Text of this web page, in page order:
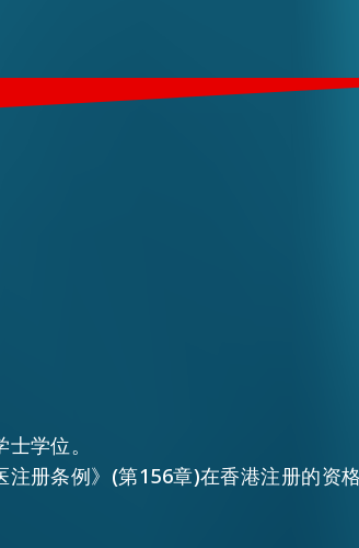
学位。
册条例》(第156章)在香港注册的资格